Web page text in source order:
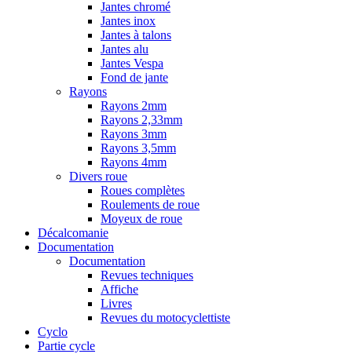
Jantes chromé
Jantes inox
Jantes à talons
Jantes alu
Jantes Vespa
Fond de jante
Rayons
Rayons 2mm
Rayons 2,33mm
Rayons 3mm
Rayons 3,5mm
Rayons 4mm
Divers roue
Roues complètes
Roulements de roue
Moyeux de roue
Décalcomanie
Documentation
Documentation
Revues techniques
Affiche
Livres
Revues du motocyclettiste
Cyclo
Partie cycle